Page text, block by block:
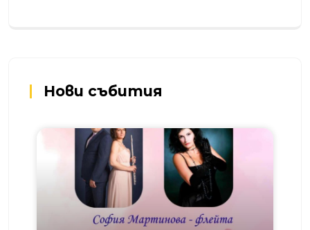
Нови събития